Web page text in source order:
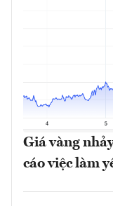
Giá vàng
cáo việc làm